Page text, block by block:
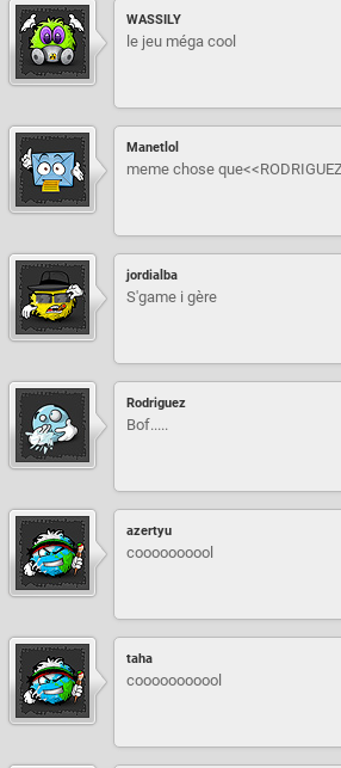
WASSILY
le jeu méga cool
Manetlol
meme chose
jordialba
S'game i gère
Rodriguez
Bof.....
azertyu
coooooooool
taha
cooooooooool